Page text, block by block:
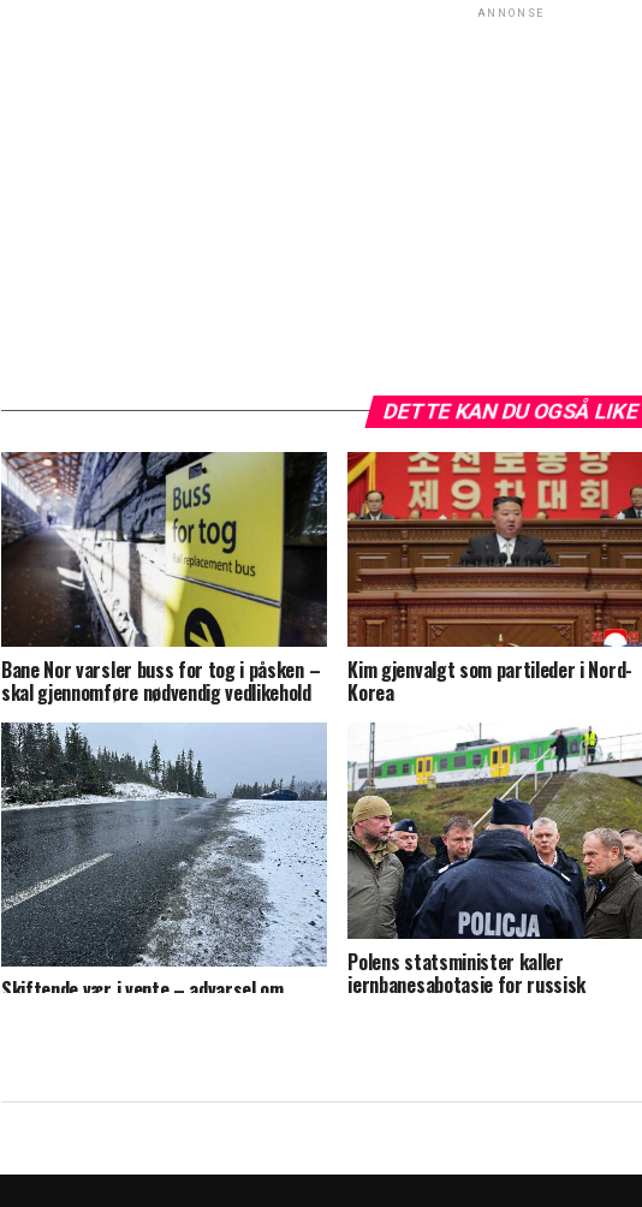
ANNONSE
DETTE KAN DU OGSÅ LIKE
Bane Nor varsler buss for tog i påsken –
skal gjennomføre nødvendig vedlikehold
Kim gjenvalgt som partileder i Nord-
Korea
Skiftende vær i vente – advarsel om
Polens statsminister kaller
jernbanesabotasje for russisk